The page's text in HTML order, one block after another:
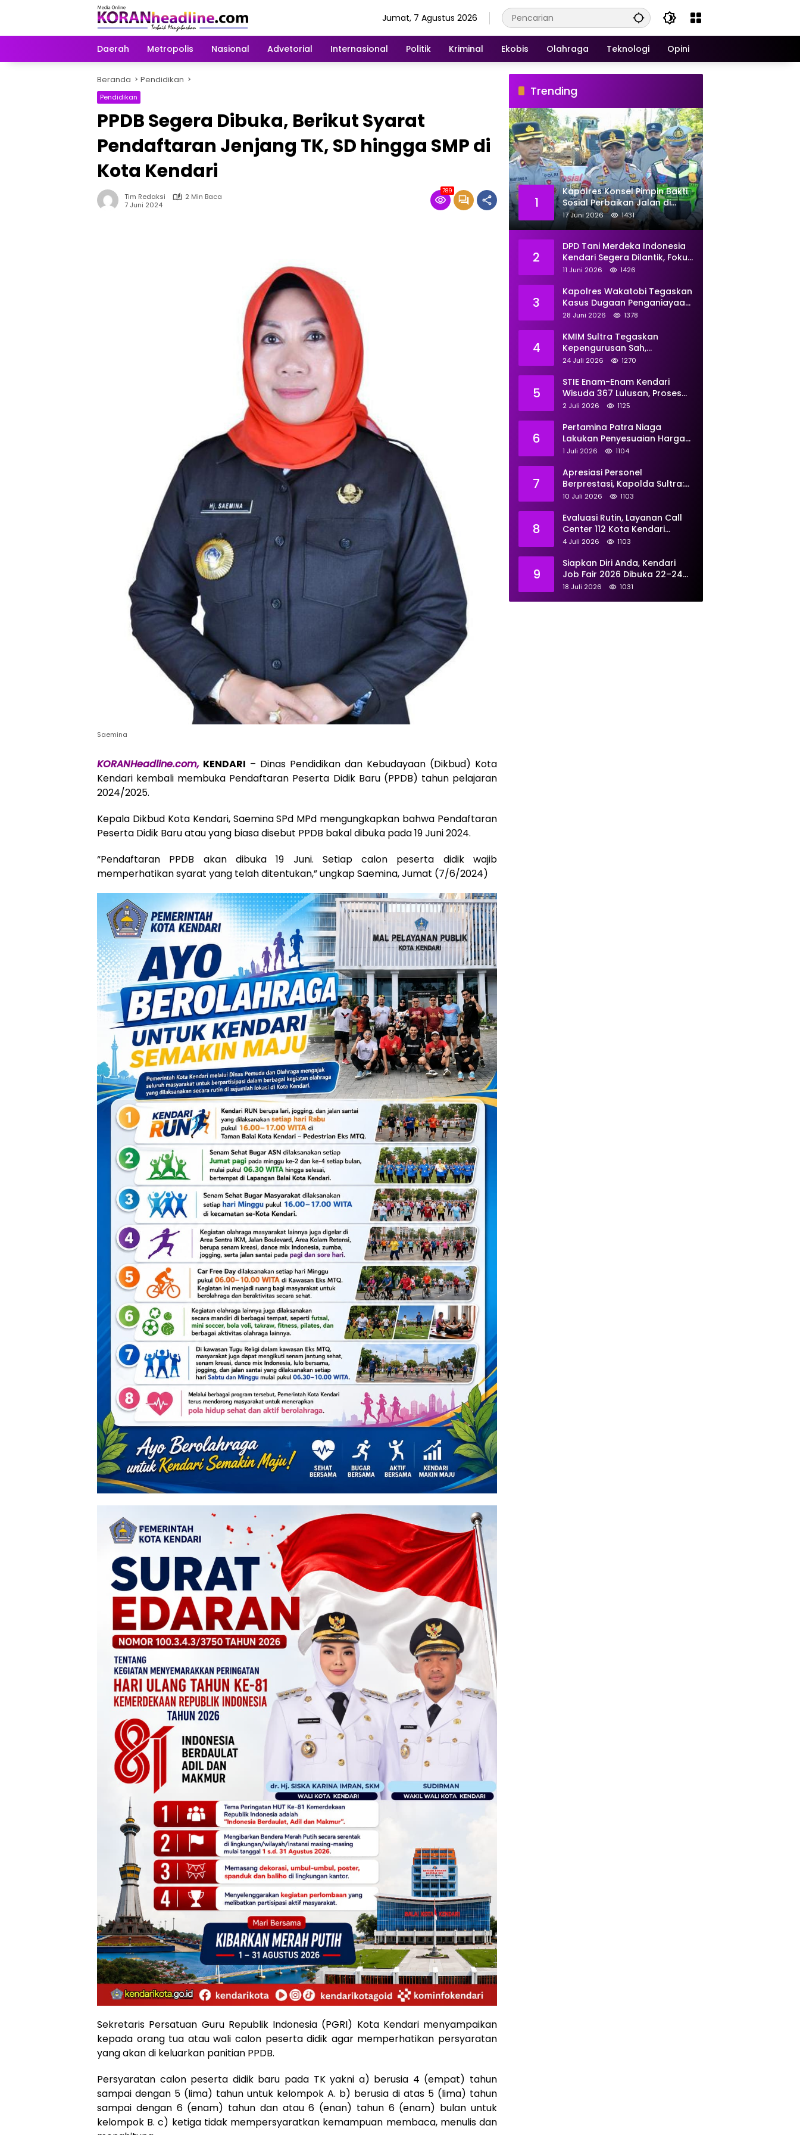
Jumat, 7 Agustus 2026
Daerah Metropolis Nasional Advetorial Internasional Politik Kriminal Ekobis Olahraga Teknologi Opini
Beranda Pendidikan
Pendidikan
PPDB Segera Dibuka, Berikut Syarat
Pendaftaran Jenjang TK, SD hingga SMP di
Kota Kendari
Tim Redaksi
2 Min Baca
7 Juni 2024
789
Saemina
KORANHeadline.com, KENDARI – Dinas Pendidikan dan Kebudayaan (Dikbud) Kota
Kendari kembali membuka Pendaftaran Peserta Didik Baru (PPDB) tahun pelajaran
2024/2025.
Kepala Dikbud Kota Kendari, Saemina SPd MPd mengungkapkan bahwa Pendaftaran
Peserta Didik Baru atau yang biasa disebut PPDB bakal dibuka pada 19 Juni 2024.
“Pendaftaran PPDB akan dibuka 19 Juni. Setiap calon peserta didik wajib
memperhatikan syarat yang telah ditentukan,” ungkap Saemina, Jumat (7/6/2024)
Sekretaris Persatuan Guru Republik Indonesia (PGRI) Kota Kendari menyampaikan
kepada orang tua atau wali calon peserta didik agar memperhatikan persyaratan
yang akan di keluarkan panitian PPDB.
Persyaratan calon peserta didik baru pada TK yakni a) berusia 4 (empat) tahun
sampai dengan 5 (lima) tahun untuk kelompok A. b) berusia di atas 5 (lima) tahun
sampai dengan 6 (enam) tahun dan atau 6 (enan) tahun 6 (enam) bulan untuk
kelompok B. c) ketiga tidak mempersyaratkan kemampuan membaca, menulis dan
Trending
1
Kapolres Konsel Pimpin Bakti
Sosial Perbaikan Jalan di
Kecamatan Laeya, 19 Titik
Rusak Siap Ditambal
17 Juni 2026 1431
2
DPD Tani Merdeka Indonesia
Kendari Segera Dilantik, Fokus
Perkuat Pemberdayaan
11 Juni 2026 1426
3
Kapolres Wakatobi Tegaskan
Kasus Dugaan Penganiayaan
Dua Remaja oleh Dua
Profesional
28 Juni 2026 1378
4
KMIM Sultra Tegaskan
Kepengurusan Sah,
Peringatkan Klaim Ketua
24 Juli 2026 1270
5
STIE Enam-Enam Kendari
Wisuda 367 Lulusan, Proses
Transformasi Menuju
Kemendiktisaintek
2 Juli 2026 1125
6
Pertamina Patra Niaga
Lakukan Penyesuaian Harga
BBM Non Subsidi Per 1 Juli
1 Juli 2026 1104
7
Apresiasi Personel
Berprestasi, Kapolda Sultra:
Tunjukkan Kompetensi
10 Juli 2026 1103
8
Evaluasi Rutin, Layanan Call
Center 112 Kota Kendari
Tangani 167 Laporan Selama
4 Juli 2026 1103
9
Siapkan Diri Anda, Kendari
Job Fair 2026 Dibuka 22–24
Juli: Sediakan 700 Lowongan
18 Juli 2026 1031